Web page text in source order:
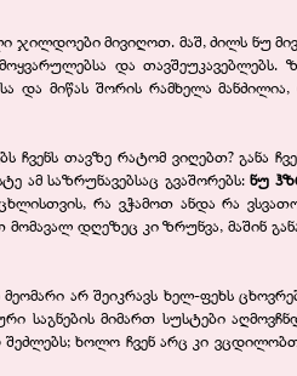
ჯილდოები მივიღოთ. მაშ, ძილს ნუ
და თავშეუკავებლებს.
მიწას შორის რამხელა
თავზე რატომ ვიღებთ? განა
ამ საზრუნავებსაც გვაშორებს: ნუ
რა ვჭამოთ ანდა რა
დღეზეც კი ზრუნვა, მაშინ
არ შეიკრავს ხელ-ფეხს
საგნების მიმართ სუსტები
ხოლო ჩვენ არც კი